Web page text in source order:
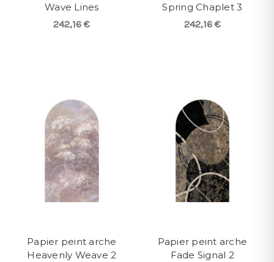
Wave Lines
242,16 €
Spring Chaplet 3
242,16 €
Papier peint arche
Heavenly Weave 2
Papier peint arche
Fade Signal 2